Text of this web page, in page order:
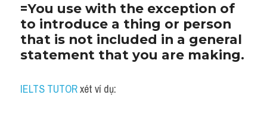
Đề thi thật Task 2
Speaking
=You use with the exception of
to introduce a thing or person
that is not included in a general
statement that you are making.
IELTS TUTOR xét ví dụ: